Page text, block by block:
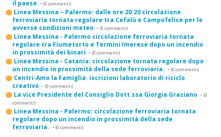
il paese - (0 commenti)
Linea Messina – Palermo: dalle ore 20:20 circolazione
ferroviaria tornata regolare tra Cefalù e Campofelice per le
avverse condizioni meteo - (0 commenti)
Linea Messina - Palermo circolazione ferroviaria tornata
regolare tra Fiumetorto e Termini Imerese dopo un incendio
in prossimità dei binari - (0 commenti)
Linea Messina - Catania: circolazione tornata regolare dopo
un incendio in prossimità della sede ferroviaria. - (0 commenti)
Centri-Amo la Famiglia: iscrizioni laboratorio di riciclo
creativo - (0 commenti)
La vice Presidente del Consiglio Dott.ssa Giorgia Graziano - (0
commenti)
Linea Messina - Palermo: circolazione ferroviaria tornata
regolare dopo un incendio in prossimità della sede
ferroviaria. - (0 commenti)